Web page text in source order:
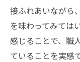
接ふれあいながら
を味わってみては
感じることで、職
ていることを実感